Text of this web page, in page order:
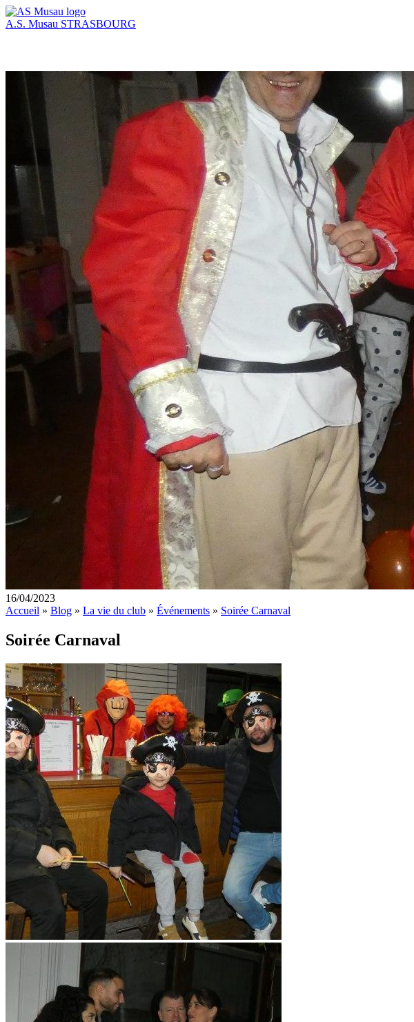
A.S. Musau STRASBOURG
16/04/2023
Accueil » Blog » La vie du club » Événements » Soirée Carnaval
Soirée Carnaval